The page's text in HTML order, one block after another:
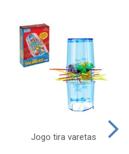
Jogo tira varetas